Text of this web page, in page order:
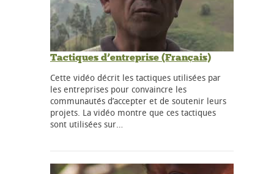
Tactiques d’entreprise (Français)
Cette vidéo décrit les tactiques utilisées par
les entreprises pour convaincre les
communautés d’accepter et de soutenir leurs
projets. La vidéo montre que ces tactiques
sont utilisées sur…